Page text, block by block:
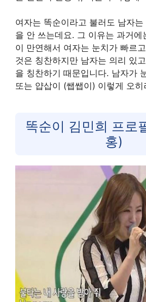
여자는 똑순이라고 불러도 남자
을 안 쓰는데요. 그 이유는 과거에
이 만연해서 여자는 눈치가 빠르
것은 칭찬하지만 남자는 의리 있
을 칭찬하기 때문입니다. 남자가
또는 얍삽이 (쌥쌥이) 이렇게 오
똑순이 김민희 프로
홍)